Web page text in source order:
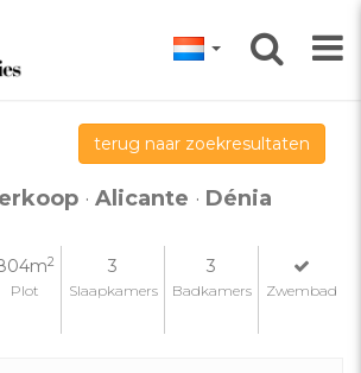
terug naar zoekresultaten
· Alicante · Dénia
2
Plot
3
Slaapkamers
3
Badkamers Zwembad